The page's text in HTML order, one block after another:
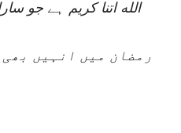
الله اتنا کریم ہے جو
رمضان میں انہیں